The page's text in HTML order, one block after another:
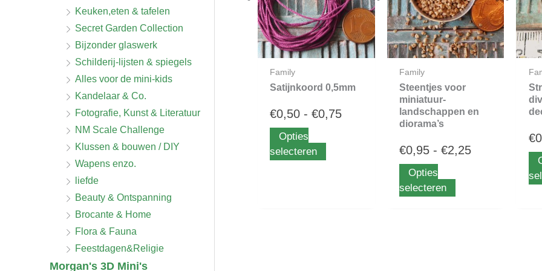
Keuken,eten & tafelen
Secret Garden Collection
Bijzonder glaswerk
Schilderij-lijsten & spiegels
Alles voor de mini-kids
Kandelaar & Co.
Fotografie, Kunst & Literatuur
NM Scale Challenge
Klussen & bouwen / DIY
Wapens enzo.
liefde
Beauty & Ontspanning
Brocante & Home
Flora & Fauna
Feestdagen&Religie
Morgan's 3D Mini's
Family
Satijnkoord 0,5mm
€0,50 - €0,75
tot
€0,75
Opties
selecteren
variaties.
Deze
optie
kan
worden
de
Family
Steentjes voor
miniatuur-
landschappen en
diorama’s
€0,95 - €2,25
tot
€2,25
Opties
selecteren
variaties.
Deze
optie
kan
worden
de
€